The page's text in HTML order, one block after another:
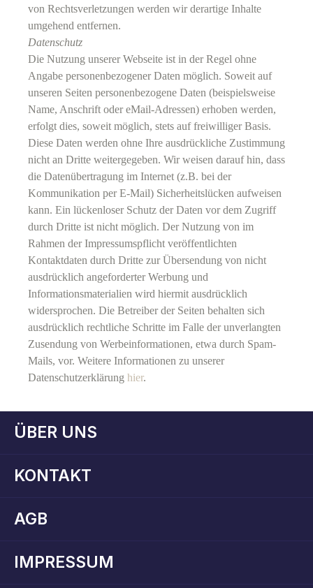
von Rechtsverletzungen werden wir derartige Inhalte
umgehend entfernen.
Datenschutz
Die Nutzung unserer Webseite ist in der Regel ohne
Angabe personenbezogener Daten möglich. Soweit auf
unseren Seiten personenbezogene Daten (beispielsweise
Name, Anschrift oder eMail-Adressen) erhoben werden,
erfolgt dies, soweit möglich, stets auf freiwilliger Basis.
Diese Daten werden ohne Ihre ausdrückliche Zustimmung
nicht an Dritte weitergegeben. Wir weisen darauf hin, dass
die Datenübertragung im Internet (z.B. bei der
Kommunikation per E-Mail) Sicherheitslücken aufweisen
kann. Ein lückenloser Schutz der Daten vor dem Zugriff
durch Dritte ist nicht möglich. Der Nutzung von im
Rahmen der Impressumspflicht veröffentlichten
Kontaktdaten durch Dritte zur Übersendung von nicht
ausdrücklich angeforderter Werbung und
Informationsmaterialien wird hiermit ausdrücklich
widersprochen. Die Betreiber der Seiten behalten sich
ausdrücklich rechtliche Schritte im Falle der unverlangten
Zusendung von Werbeinformationen, etwa durch Spam-
Mails, vor. Weitere Informationen zu unserer
Datenschutzerklärung hier.
ÜBER UNS
KONTAKT
AGB
IMPRESSUM